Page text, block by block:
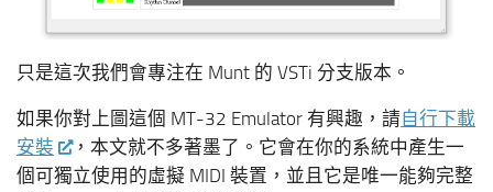
只是這次我們會專注在 Munt 的 VSTi 分支版本。
如果你對上圖這個 MT-32 Emulator 有興趣，請自行下載
安裝
，本文就不多著墨了。它會在你的系統中產生一
個可獨立使用的虛擬 MIDI 裝置，並且它是唯一能夠完整